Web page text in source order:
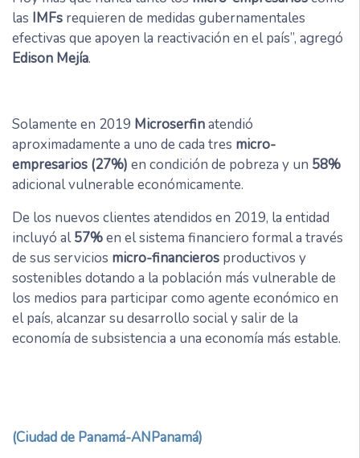
las IMFs requieren de medidas gubernamentales
efectivas que apoyen la reactivación en el país”, agregó
Edison Mejía.
Solamente en 2019 Microserfinatendió
aproximadamente a uno de cada tres micro-
empresarios (27%) en condición de pobreza y un 58%
adicional vulnerable económicamente.
De los nuevos clientes atendidos en 2019, la entidad
incluyó al57%en el sistema financiero formal a través
de sus servicios micro-financieros productivos y
sostenibles dotando a la población más vulnerable de
los medios para participar como agente económico en
el país, alcanzar su desarrollo social y salir de la
economía de subsistencia a una economía más estable.
(Ciudad de Panamá-ANPanamá)